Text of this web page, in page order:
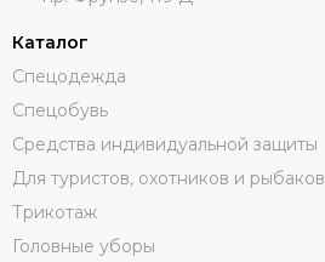
Каталог
Спецодежда
Спецобувь
Средства индивидуальной защиты
Для туристов, охотников и рыбаков
Трикотаж
Головные уборы